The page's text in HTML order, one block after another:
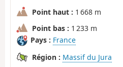
Point haut : 1 668 m
Point bas : 1 233 m
Pays : France
Région : Massif du Jura